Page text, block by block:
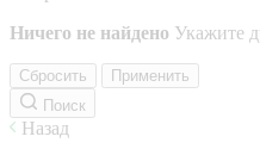
Ничего не найдено Укажите
Сбросить
Применить
Поиск
Назад